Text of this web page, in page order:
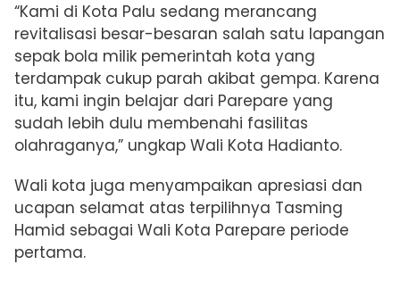
“Kami di Kota Palu sedang merancang
revitalisasi besar-besaran salah satu lapangan
sepak bola milik pemerintah kota yang
terdampak cukup parah akibat gempa. Karena
itu, kami ingin belajar dari Parepare yang
sudah lebih dulu membenahi fasilitas
olahraganya,” ungkap Wali Kota Hadianto.
Wali kota juga menyampaikan apresiasi dan
ucapan selamat atas terpilihnya Tasming
Hamid sebagai Wali Kota Parepare periode
pertama.